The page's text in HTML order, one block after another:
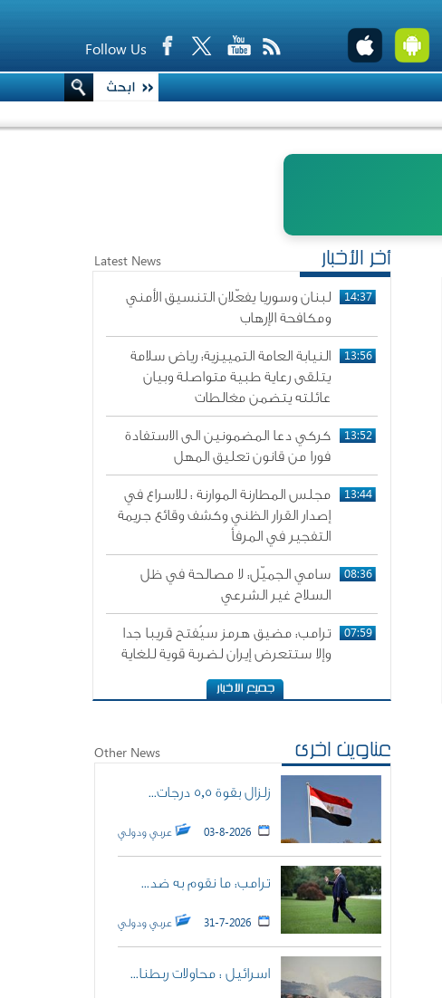
Follow Us
أخر الأخبار Latest News
14:37
لبنان وسوريا يفعّلان التنسيق الأمني
ومكافحة الإرهاب
13:56
النيابة العامة التمييزية: رياض سلامة
يتلقى رعاية طبية متواصلة وبيان
عائلته يتضمن مغالطات
13:52
كركي دعا المضمونين الى الاستفادة
فورا من قانون تعليق المهل
13:44
مجلس المطارنة الموارنة : للاسراع في
إصدار القرار الظني وكشف وقائع جريمة
التفجير في المرفأ
08:36
سامي الجميّل: لا مصالحة في ظل
السلاح غير الشرعي
07:59
ترامب: مضيق هرمز سيُفتح قريبا جدا
وإلا ستتعرض إيران لضربة قوية للغاية
عناوين اخرى Other News
زلزال بقوة 5,5 درجات...
03-8-2026 عربي ودولي
ترامب: ما نقوم به ضد...
31-7-2026 عربي ودولي
اسرائيل : محاولات ربطنا...